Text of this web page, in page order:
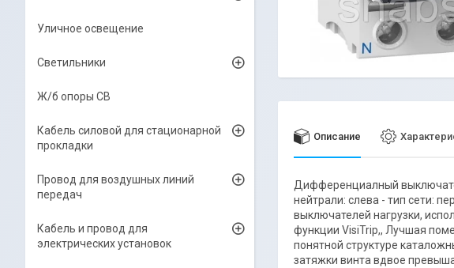
Описание
Дифференциалный
нейтрали: слева - тип сети:
выключателей нагрузки,
функции VisiTrip,, Лучшая
понятной структуре
затяжки винта вдвое
Уличное освещение
Светильники
Ж/б опоры СВ
Кабель силовой для стационарной
прокладки
Провод для воздушных линий
передач
Кабель и провод для
электрических установок